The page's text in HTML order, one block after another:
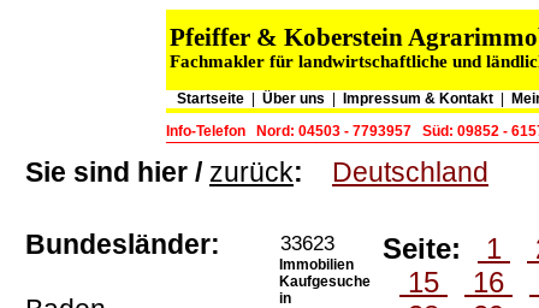
Pfeiffer & Koberstein
Fachmakler für landwirtschaftliche und
Startseite Über uns Impressum & Kontakt
Info-Telefon
Nord: 04503 - 7793957 Süd: 09852 -
Sie sind hier / zurück: Deutschland
Bundesländer: 33623
Immobilien
Kaufgesuche
in
Seite: 1
15
16